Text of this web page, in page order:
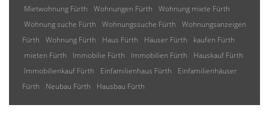
Mietwohnung Fürth
Wohnungen Fürth
Wohnung miete Fürth
Wohnung suche Fürth
Wohnungssuche Fürth
Wohnungsanzeigen
Fürth
Wohnung Fürth Haus Fürth Häuser Fürth
kaufen Fürth
mieten Fürth
Immobilie Fürth Immobilien Fürth
Hauskauf Fürth
Immobilienkauf Fürth
Einfamilienhaus Fürth
Einfamilienhäuser
Fürth
Neubau Fürth Hausbau Fürth